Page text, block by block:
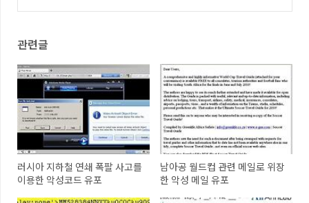
관련글
러시아 지하철 연쇄 폭팔 사고를
이용한 악성코드 유포
남아공 월드컵 관련 메일로 위장
한 악성 메일 유포